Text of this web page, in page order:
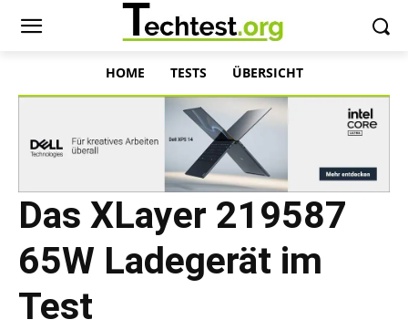
HOME TESTS ÜBERSICHT
Das XLayer 219587
65W Ladegerät im
Test